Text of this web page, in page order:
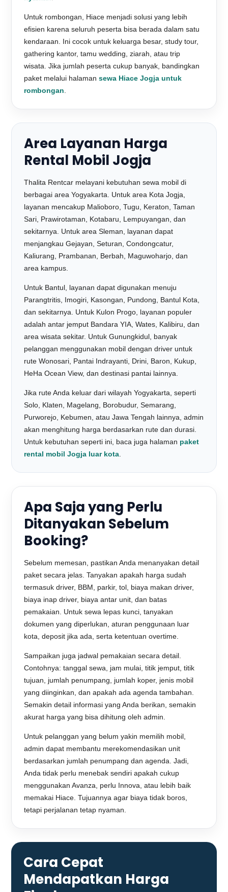
Untuk rombongan, Hiace menjadi solusi yang lebih
efisien karena seluruh peserta bisa berada dalam satu
kendaraan. Ini cocok untuk keluarga besar, study tour,
gathering kantor, tamu wedding, ziarah, atau trip
wisata. Jika jumlah peserta cukup banyak, bandingkan
paket melalui halamansewa Hiace Jogja untuk
rombongan
Area Layanan Harga
Rental Mobil Jogja
Thalita Rentcar melayani kebutuhan sewa mobil di
berbagai area Yogyakarta. Untuk area Kota Jogja,
layanan mencakup Malioboro, Tugu, Keraton, Taman
Sari, Prawirotaman, Kotabaru, Lempuyangan, dan
sekitarnya. Untuk area Sleman, layanan dapat
menjangkau Gejayan, Seturan, Condongcatur,
Kaliurang, Prambanan, Berbah, Maguwoharjo, dan
area kampus.
Untuk Bantul, layanan dapat digunakan menuju
Parangtritis, Imogiri, Kasongan, Pundong, Bantul Kota,
dan sekitarnya. Untuk Kulon Progo, layanan populer
adalah antar jemput Bandara YIA, Wates, Kalibiru, dan
area wisata sekitar. Untuk Gunungkidul, banyak
pelanggan menggunakan mobil dengan driver untuk
rute Wonosari, Pantai Indrayanti, Drini, Baron, Kukup,
HeHa Ocean View, dan destinasi pantai lainnya.
Jika rute Anda keluar dari wilayah Yogyakarta, seperti
Solo, Klaten, Magelang, Borobudur, Semarang,
Purworejo, Kebumen, atau Jawa Tengah lainnya, admin
akan menghitung harga berdasarkan rute dan durasi.
Untuk kebutuhan seperti ini, baca juga halaman paket
rental mobil Jogja luar kota
Apa Saja yang Perlu
Ditanyakan Sebelum
Booking?
Sebelum memesan, pastikan Anda menanyakan detail
paket secara jelas. Tanyakan apakah harga sudah
termasuk driver, BBM, parkir, tol, biaya makan driver,
biaya inap driver, biaya antar unit, dan batas
pemakaian. Untuk sewa lepas kunci, tanyakan
dokumen yang diperlukan, aturan penggunaan luar
kota, deposit jika ada, serta ketentuan overtime.
Sampaikan juga jadwal pemakaian secara detail.
Contohnya: tanggal sewa, jam mulai, titik jemput, titik
tujuan, jumlah penumpang, jumlah koper, jenis mobil
yang diinginkan, dan apakah ada agenda tambahan.
Semakin detail informasi yang Anda berikan, semakin
akurat harga yang bisa dihitung oleh admin.
Untuk pelanggan yang belum yakin memilih mobil,
admin dapat membantu merekomendasikan unit
berdasarkan jumlah penumpang dan agenda. Jadi,
Anda tidak perlu menebak sendiri apakah cukup
menggunakan Avanza, perlu Innova, atau lebih baik
memakai Hiace. Tujuannya agar biaya tidak boros,
tetapi perjalanan tetap nyaman.
Cara Cepat
Mendapatkan Harga